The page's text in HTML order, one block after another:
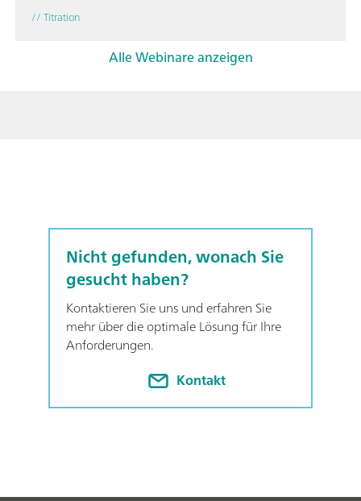
// Titration
Alle Webinare anzeigen
Nicht gefunden, wonach Sie
gesucht haben?
Kontaktieren Sie uns und erfahren Sie
mehr über die optimale Lösung für Ihre
Anforderungen.
Kontakt